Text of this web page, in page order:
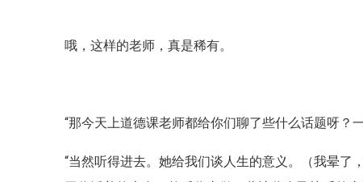
哦，这样的老师，真是稀有。
“那今天上道德课老师都给你们聊了些什么话题呀？
“当然听得进去。她给我们谈人生的意义。（我晕